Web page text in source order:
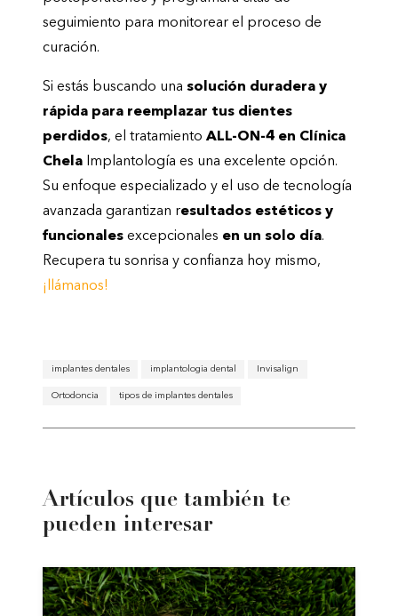
seguimiento para monitorear el proceso de
curación.
Si estás buscando una solución duradera y
rápida para reemplazar tus dientes
perdidos, el tratamiento ALL-ON-4 en Clínica
Chela Implantología es una excelente opción.
Su enfoque especializado y el uso de tecnología
avanzada garantizan resultados estéticos y
funcionales excepcionales en un solo día.
Recupera tu sonrisa y confianza hoy mismo,
¡llámanos!
implantes dentales implantologia dental Invisalign
Ortodoncia tipos de implantes dentales
Artículos que también te
pueden interesar